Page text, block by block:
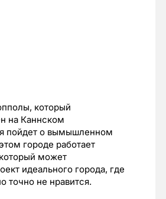
который
на Каннском
пойдет о вымышленном
городе работает
может
идеального города, где
точно не нравится.